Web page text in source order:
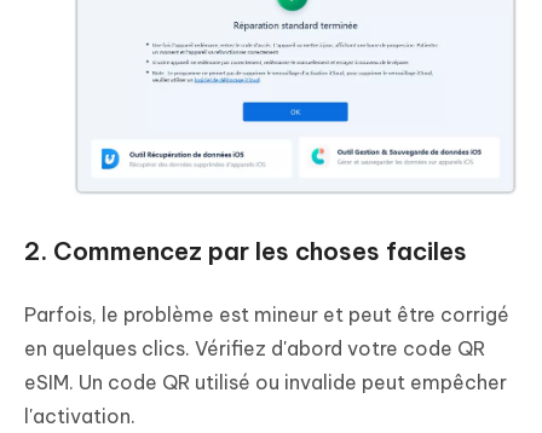
2. Commencez par les choses faciles
Parfois, le problème est mineur et peut être corrigé
en quelques clics. Vérifiez d'abord votre code QR
eSIM. Un code QR utilisé ou invalide peut empêcher
l'activation.